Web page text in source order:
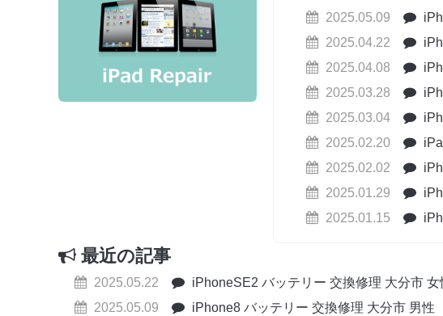
2025.05.09
2025.04.22
2025.04.08
2025.03.28
2025.03.04
2025.02.20
2025.02.02
2025.01.29
2025.01.15
最近の記事
2025.05.22
iPhoneSE2 バッテリー 交換修理 大分市 女
2025.05.09
iPhone8 バッテリー 交換修理 大分市 男性